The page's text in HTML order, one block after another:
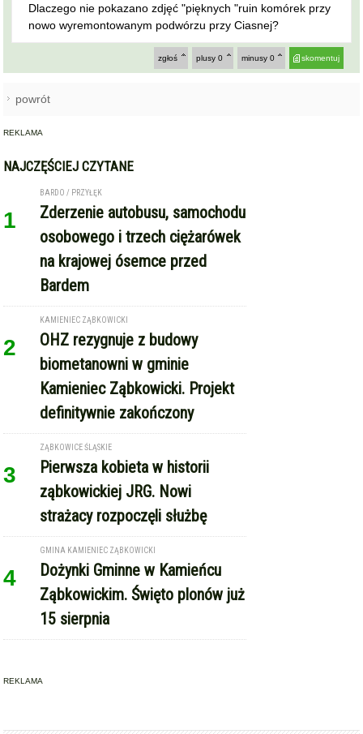
Dlaczego nie pokazano zdjęć "pięknych "ruin komórek przy
nowo wyremontowanym podwórzu przy Ciasnej?
skomentuj
minusy 0
plusy 0
zgłoś
powrót
REKLAMA
NAJCZĘŚCIEJ CZYTANE
1
BARDO / PRZYŁĘK
Zderzenie autobusu, samochodu
osobowego i trzech ciężarówek
na krajowej ósemce przed
Bardem
2
KAMIENIEC ZĄBKOWICKI
OHZ rezygnuje z budowy
biometanowni w gminie
Kamieniec Ząbkowicki. Projekt
definitywnie zakończony
3
ZĄBKOWICE ŚLĄSKIE
Pierwsza kobieta w historii
ząbkowickiej JRG. Nowi
strażacy rozpoczęli służbę
4
GMINA KAMIENIEC ZĄBKOWICKI
Dożynki Gminne w Kamieńcu
Ząbkowickim. Święto plonów już
15 sierpnia
REKLAMA